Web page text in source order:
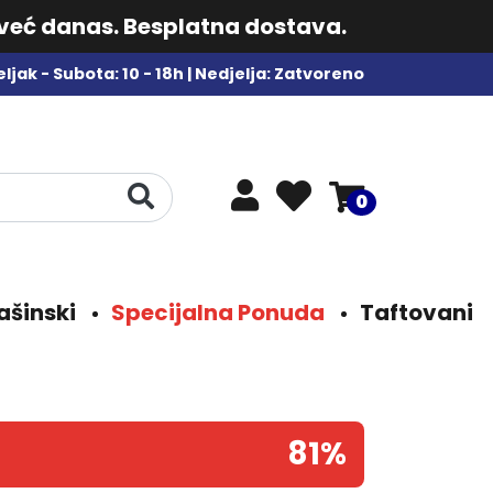
danas. Besplatna dostava.
- Subota: 10 - 18h | Nedjelja: Zatvoreno
0
Specijalna Ponuda Taftovani
81%